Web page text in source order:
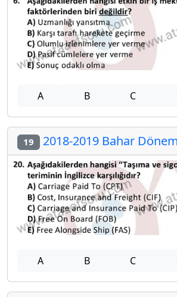
A B C
19 2018-2019 Bahar
A B C